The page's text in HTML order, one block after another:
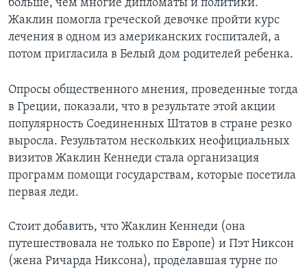
больше, чем многие дипломаты и политики.
Жаклин помогла греческой девочке пройти курс
лечения в одном из американских госпиталей, а
потом пригласила в Белый дом родителей ребенка.
Опросы общественного мнения, проведенные тогда
в Греции, показали, что в результате этой акции
популярность Соединенных Штатов в стране резко
выросла. Результатом нескольких неофициальных
визитов Жаклин Кеннеди стала организация
программ помощи государствам, которые посетила
первая леди.
Стоит добавить, что Жаклин Кеннеди (она
путешествовала не только по Европе) и Пэт Никсон
(жена Ричарда Никсона), проделавшая турне по